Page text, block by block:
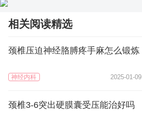
相关阅读精选
颈椎压迫神经胳膊疼手麻怎么锻炼
神经内科 2025-01-09
颈椎3-6突出硬膜囊受压能治好吗